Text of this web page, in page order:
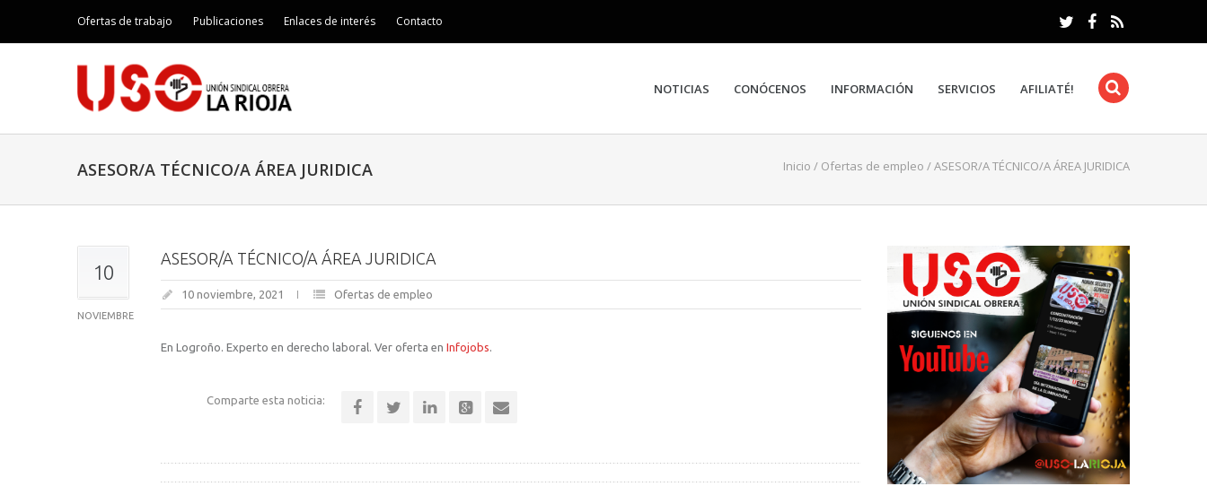
Ofertas de trabajo Publicaciones Enlaces de interés Contacto
NOTICIAS CONÓCENOS INFORMACIÓN SERVICIOS AFILIATÉ!
ASESOR/A TÉCNICO/A ÁREA JURIDICA Inicio / Ofertas de empleo /ASESOR/A TÉCNICO/A ÁREA JURIDICA
10
NOVIEMBRE
ASESOR/A TÉCNICO/A ÁREA JURIDICA
10 noviembre, 2021 Ofertas de empleo
En Logroño. Experto en derecho laboral. Ver oferta en Infojobs.
Comparte esta noticia: